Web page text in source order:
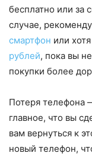
бесплатно или за
случае,
смартфон или
рублей, пока вы
покупки более
Потеря телефона
главное, что вы
вам вернуться к
новый телефон,